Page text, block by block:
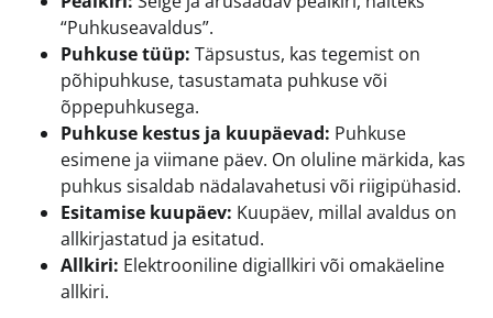
“Puhkuseavaldus”.
Puhkuse tüüp: Täpsustus, kas tegemist on
põhipuhkuse, tasustamata puhkuse või
õppepuhkusega.
Puhkuse kestus ja kuupäevad: Puhkuse
esimene ja viimane päev. On oluline märkida, kas
puhkus sisaldab nädalavahetusi või riigipühasid.
Esitamise kuupäev: Kuupäev, millal avaldus on
allkirjastatud ja esitatud.
Allkiri: Elektrooniline digiallkiri või omakäeline
allkiri.